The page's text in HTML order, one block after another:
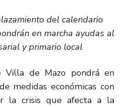
del calendario
en marcha ayudas al
y primario local
Villa de Mazo pondrá en
medidas económicas con
la crisis que afecta a la